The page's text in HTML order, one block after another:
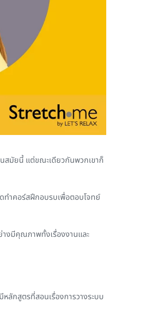
สมัยนี้ แต่ขณะเดียวกันพวกเขาก็
ทำคอร์สฝึกอบรบเพื่อตอบโจทย์
างมีคุณภาพทั้งเรื่องงานและ
ลักสูตรที่สอนเรื่องการวางระบบ